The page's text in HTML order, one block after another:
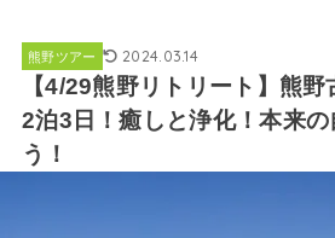
熊野ツアー 2024.03.14
【4/29熊野リトリート】熊
2泊3日！癒しと浄化！本来
う！